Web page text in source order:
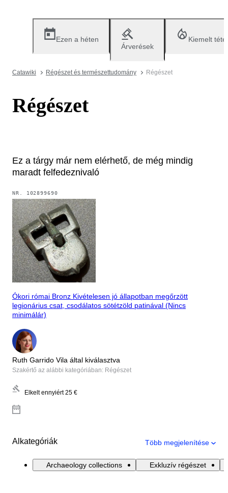
Ezen a héten
Árverések
Kiemelt
Catawiki Régészet és természettudomány Régészet
Régészet
Ez a tárgy már nem elérhető, de még mindig
maradt felfedeznivaló
NR. 102899690
Ókori római Bronz Kivételesen jó állapotban megőrzött
legionárius csat, csodálatos sötétzöld patinával (Nincs
minimálár)
Ruth Garrido Vila által kiválasztva
Szakértő az alábbi kategóriában: Régészet
Elkelt ennyiért 25 €
Alkategóriák Több megjelenítése
Archaeology collections Exkluzív régészet